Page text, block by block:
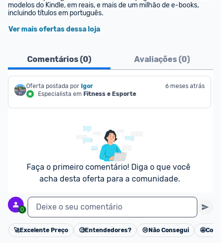
modelos do Kindle, em reais, e mais de um milhão de e-books,
incluindo títulos em português.
Ver mais ofertas dessa loja
Comentários (0) Avaliações (0)
Oferta postada por Igor
Especialista em Fitness e Esporte
6 meses atrás
Faça o primeiro comentário! Diga o que você
acha desta oferta para a comunidade.
0 Deixe o seu comentário
Cancelar
🚀Excelente Preço 🧐Entendedores? 😢 Não Consegui 🤩